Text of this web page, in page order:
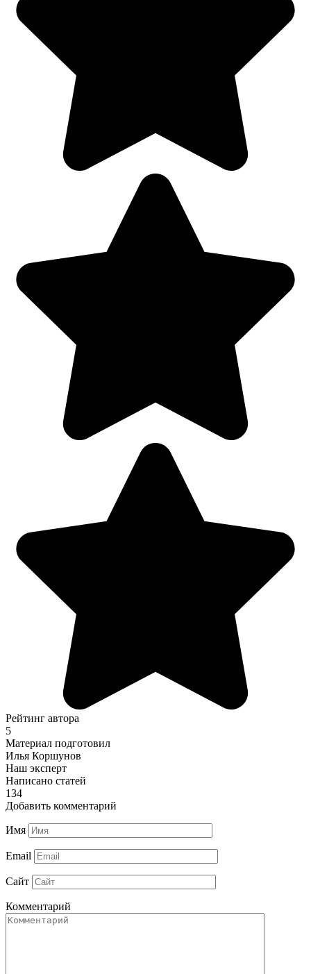
Рейтинг автора
5
Материал подготовил
Илья Коршунов
Наш эксперт
Написано статей
134
Добавить комментарий
Имя
Email
Сайт
Комментарий